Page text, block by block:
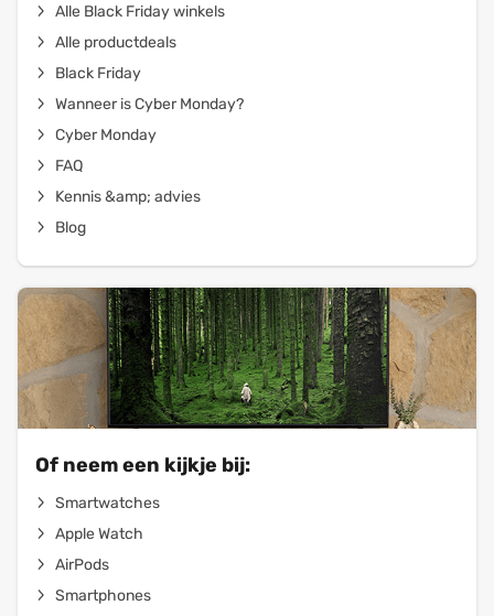
Alle Black Friday winkels
Alle productdeals
Black Friday
Wanneer is Cyber Monday?
Cyber Monday
FAQ
Kennis &amp; advies
Blog
Of neem een kijkje bij:
Smartwatches
Apple Watch
AirPods
Smartphones